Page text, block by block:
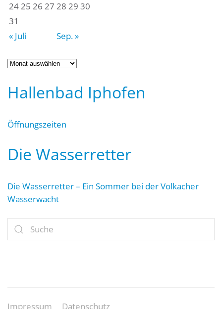
2425 26 27 28 29 30
31
« Juli
Sep. »
Archiv
Hallenbad Iphofen
Öffnungszeiten
Die Wasserretter
Die Wasserretter – Ein Sommer bei der Volkacher
Wasserwacht
Impressum Datenschutz